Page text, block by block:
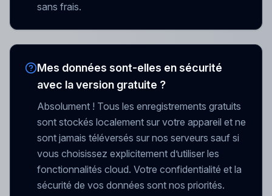
sans frais.
Mes données sont-elles en sécurité
avec la version gratuite ?
Absolument ! Tous les enregistrements gratuits
sont stockés localement sur votre appareil et ne
sont jamais téléversés sur nos serveurs sauf si
vous choisissez explicitement d’utiliser les
fonctionnalités cloud. Votre confidentialité et la
sécurité de vos données sont nos priorités.